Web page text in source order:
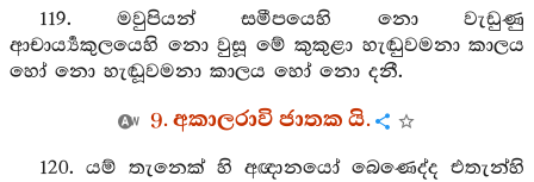
119. මවුපියන් සමීපයෙහි නො වැඩුණු
ආචාර්‍ය්‍යකුලයෙහි නො වුසූ මේ කුකුළා හැඬුවමනා කාලය
හෝ නො හැඬූවමනා කාලය හෝ නො දනී.
9. අකාලරාවි ජාතක යි.
120. යම් තැනෙක් හි අඥානයෝ බෙණෙද්ද එතැන්හි